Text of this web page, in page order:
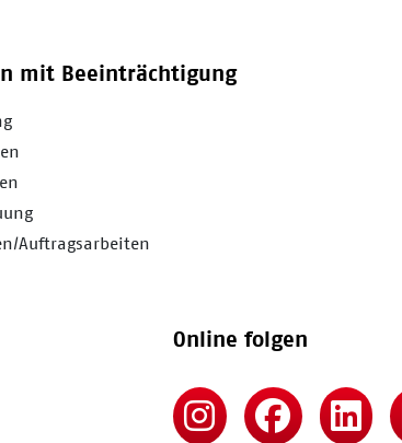
mit Beeinträchtigung
Auftragsarbeiten
Online folgen